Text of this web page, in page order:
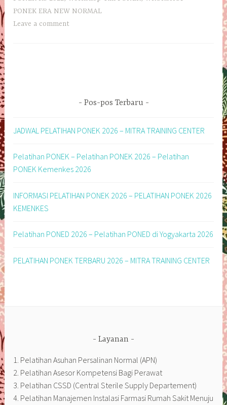
PONEK ERA NEW NORMAL
Leave a comment
Pos-pos Terbaru
JADWAL PELATIHAN PONEK 2026 – MITRA TRAINING CENTER
Pelatihan PONEK – Pelatihan PONEK 2026 – Pelatihan
PONEK Kemenkes 2026
INFORMASI PELATIHAN PONEK 2026 – PELATIHAN PONEK 2026
KEMENKES
Pelatihan PONED 2026 – Pelatihan PONED di Yogyakarta 2026
PELATIHAN PONEK TERBARU 2026 – MITRA TRAINING CENTER
Layanan
1. Pelatihan Asuhan Persalinan Normal (APN)
2. Pelatihan Asesor Kompetensi Bagi Perawat
3. Pelatihan CSSD (Central Sterile Supply Departement)
4. Pelatihan Manajemen Instalasi Farmasi Rumah Sakit Menuju